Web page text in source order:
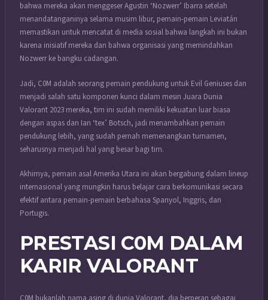
bahwa mereka akan menggeser Agustin ‘Nozwerr’ Ibarra setelah
menandatanganinya selama musim libur, pemain-pemain Leviatán
memastikan untuk mencatat di media sosial bahwa langkah ini bukan
karena inisiatif mereka dan bahwa organisasi yang memindahkan
Nozwerr ke bangku cadangan.
Jadi, C0M adalah seorang pemain pendukung untuk Evil Geniuses dan
menjadi salah satu komponen kunci dalam mesin Juara Dunia
Valorant 2023 mereka, tim ini sudah memiliki kekuatan luar biasa
dengan aspas dan Ian ‘tex’ Botsch, jadi menambahkan pemain
pendukung lebih, yang sudah pernah memenangkan turnamen,
seharusnya menjadi hal yang besar bagi tim.
Akhirnya, pemain asal Amerika Utara ini akan bergabung dalam lineup
internasional yang mungkin harus belajar cara berkomunikasi secara
efektif antara pemain-pemain berbahasa Spanyol, Inggris, dan
Portugis.
PRESTASI C0M DALAM
KARIR VALORANT